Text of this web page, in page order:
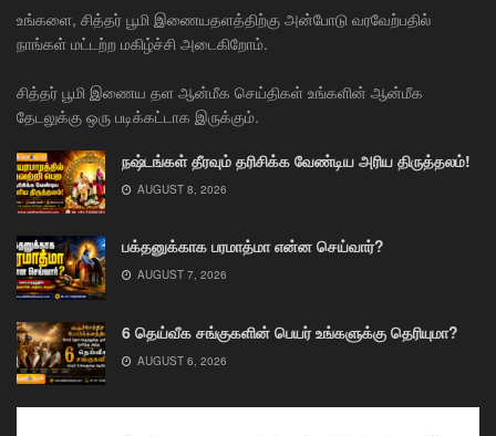
உங்களை, சித்தர் பூமி இணையதளத்திற்கு அன்போடு வரவேற்பதில்
நாங்கள் மட்டற்ற மகிழ்ச்சி அடைகிறோம்.
சித்தர் பூமி இணைய தள ஆன்மீக செய்திகள் உங்களின் ஆன்மீக
தேடலுக்கு ஒரு படிக்கட்டாக இருக்கும்.
நஷ்டங்கள் தீரவும் தரிசிக்க வேண்டிய அரிய திருத்தலம்!
AUGUST 8, 2026
பக்தனுக்காக பரமாத்மா என்ன செய்வார்?
AUGUST 7, 2026
6 தெய்வீக சங்குகளின் பெயர் உங்களுக்கு தெரியுமா?
AUGUST 6, 2026